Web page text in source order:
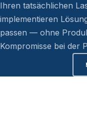
Ihren tatsächlichen
implementieren
passen — ohne
Kompromisse bei der